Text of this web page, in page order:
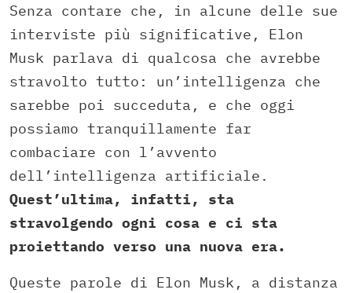
Senza contare che, in alcune delle sue
interviste più significative, Elon
Musk parlava di qualcosa che avrebbe
stravolto tutto: un’intelligenza che
sarebbe poi succeduta, e che oggi
possiamo tranquillamente far
combaciare con l’avvento
dell’intelligenza artificiale.
Quest’ultima, infatti, sta
stravolgendo ogni cosa e ci sta
proiettando verso una nuova era.
Queste parole di Elon Musk, a distanza